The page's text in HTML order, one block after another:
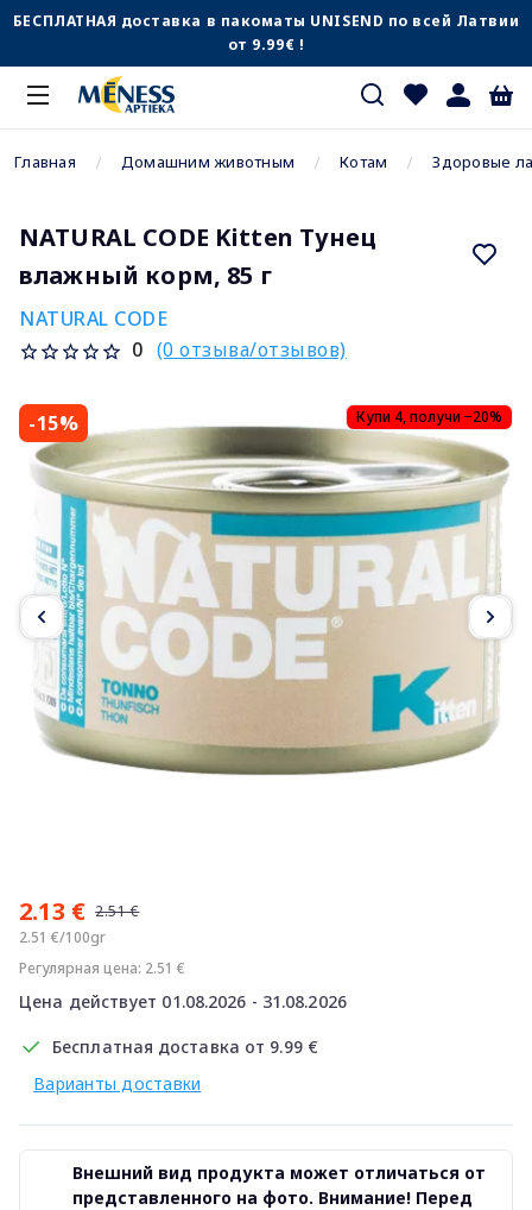
БЕСПЛАТНАЯ доставка в пакоматы UNISEND по всей Латвии
от 9.99€ !
Главная Домашним животным Котам Здоровые
NATURAL CODE Kitten Тунец
влажный корм, 85 г
NATURAL CODE
0 (0 отзыва/отзывов)
-15% Купи 4, получи −20%
2.13 € 2.51 €
2.51 €/100gr
Регулярная цена: 2.51 €
Цена действует 01.08.2026 - 31.08.2026
Бесплатная доставка от 9.99 €
Варианты доставки
Внешний вид продукта может отличаться от
представленного на фото. Внимание! Перед